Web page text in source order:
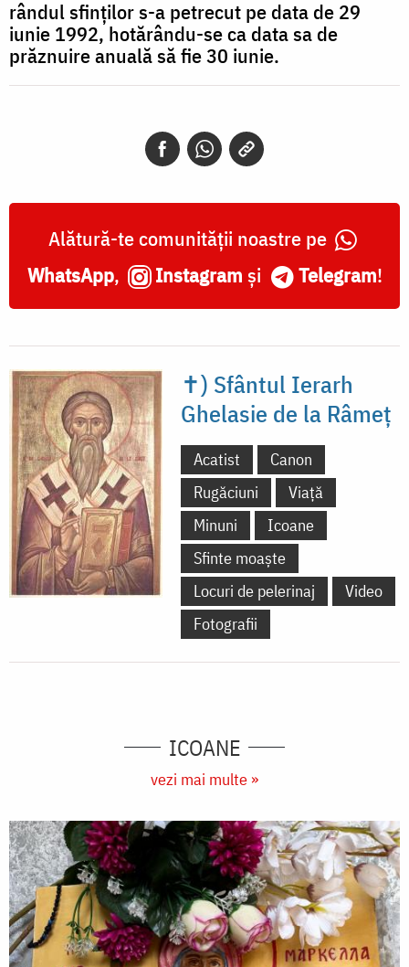
rândul sfinților s-a petrecut pe data de 29
iunie 1992, hotărându-se ca data sa de
prăznuire anuală să fie 30 iunie.
Alătură-te comunității noastre pe
WhatsApp, Instagram și Telegram!
✝) Sfântul Ierarh
Ghelasie de la Râmeț
Acatist
Canon
Rugăciuni
Viață
Minuni
Icoane
Sfinte moaște
Locuri de pelerinaj
Video
Fotografii
ICOANE
vezi mai multe »